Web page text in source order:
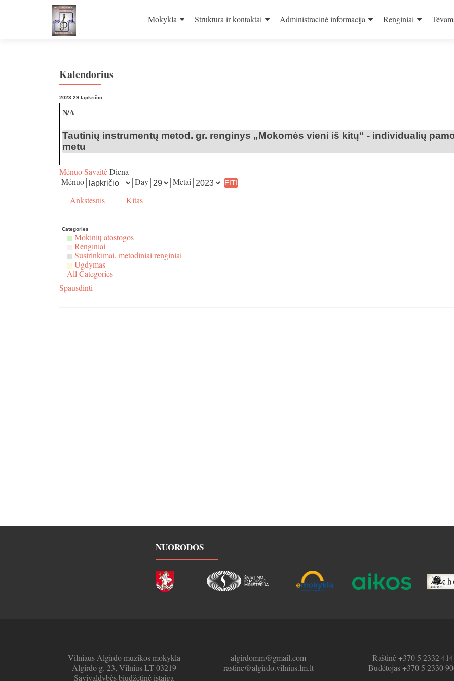
to
Mokykla Struktūra ir kontaktai Administracinė informacija Renginiai
Kalendorius
2023 29 lapkričio
Tautinių
instrumentų
gr.
renginys
„Mokomės
vieni
iš
kitų“
individualių
pamokų
metu
N/A
Tautinių instrumentų metod. gr. renginys „Mokomės vieni iš kitų“ - individualių
metu
apie
Tautinių
metod.
renginys
„Mokomės
vieni
kitų“
-
MėnuoSavaitėDiena
Mėnuo
Day
Metai
Ankstesnis
Kitas
Categories
Mokinių atostogos
Renginiai
Susirinkimai, metodiniai renginiai
Ugdymas
All Categories
Spausdinti
NUORODOS
Vilniaus Algirdo muzikos mokykla
Algirdo g. 23, Vilnius LT-03219
Savivaldybės biudžetinė įstaiga
algirdomm@gmail.com
rastine@algirdo.vilnius.lm.lt
Raštinė +370 5 2332 414
Budėtojas +370 5 2330